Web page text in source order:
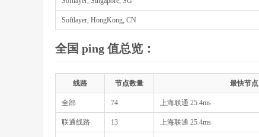
Softlayer, HongKong, CN
全国 ping 值总览：
线路 节点数量 最快节点
全部 74 上海联通 25.4ms
联通线路 13 上海联通 25.4ms